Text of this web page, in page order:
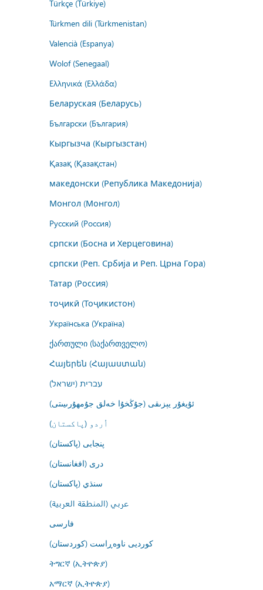
Türkçe (Türkiye)
Türkmen dili (Türkmenistan)
Valencià (Espanya)
Wolof (Senegaal)
Ελληνικά (Ελλάδα)
Беларуская (Беларусь)
Български (България)
Кыргызча (Кыргызстан)
Қазақ (Қазақстан)
македонски (Република Македонија)
Монгол (Монгол)
Русский (Россия)
српски (Босна и Херцеговина)
српски (Реп. Србија и Реп. Црна Гора)
Татар (Россия)
тоҷикӣ (Тоҷикистон)
Українська (Україна)
ქართული (საქართველო)
Հայերեն (Հայաստան)
עברית (ישראל)
ئۇيغۇر يېزىقى (جۇڭخۇا خەلق جۇمھۇرىيىتى)
اُردو (پاکستان)
پنجابی (پاکستان)
درى (افغانستان)
سنڌي (پاکستان)
عربي (المنطقة العربية)
فارسى
کوردیی ناوەڕاست (کوردستان)
ትግርኛ (ኢትዮጵያ)
አማርኛ (ኢትዮጵያ)